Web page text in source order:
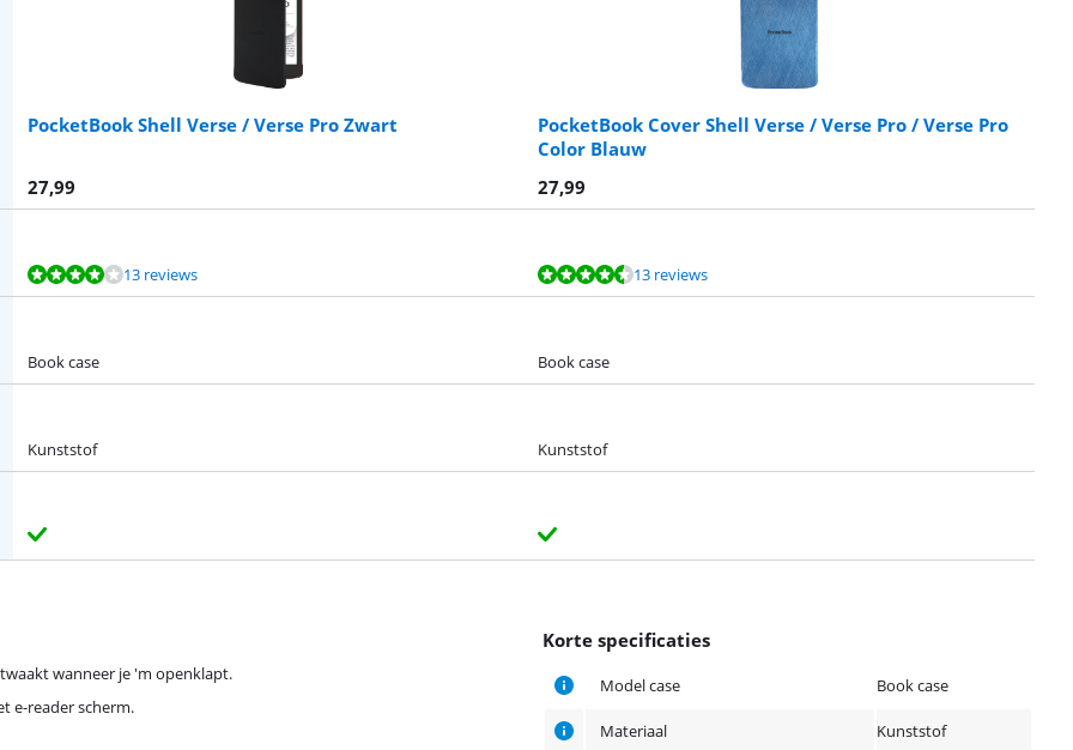
PocketBook Shell Verse / Verse Pro Zwart
PocketBook Cover Shell Verse / Verse Pro / Verse Pro
Color Blauw
27,99 27,99
13 reviews 13 reviews
Book case Book case
Kunststof Kunststof
Korte specificaties
Model case Book case
Materiaal Kunststof
wanneer je 'm openklapt.
e-reader scherm.